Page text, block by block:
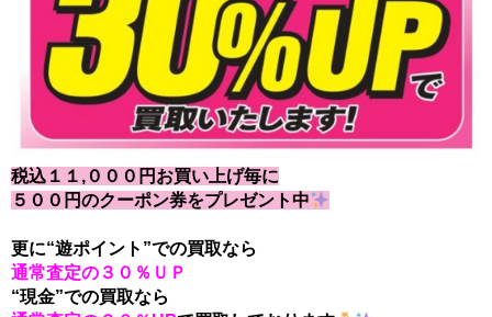
税込１１,０００円お買い上げ毎に
５００円のクーポン券をプレゼント中
更に“遊ポイント”での買取なら
通常査定の３０％ＵＰ
“現金”での買取なら